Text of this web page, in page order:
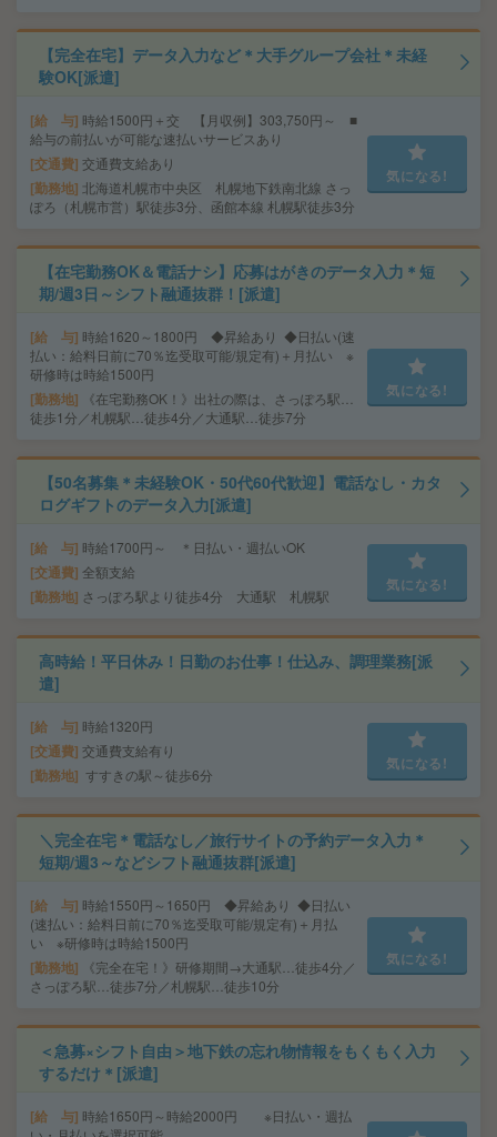
【完全在宅】データ入力など＊大手グループ会社＊未経
験OK[派遣]
給 与 時給1500円＋交 【月収例】303,750円～ ■
給与の前払いが可能な速払いサービスあり
交通費 交通費支給あり
勤務地 北海道札幌市中央区 札幌地下鉄南北線 さっ
ぽろ（札幌市営）駅徒歩3分、函館本線 札幌駅徒歩3分
気になる!
【在宅勤務OK＆電話ナシ】応募はがきのデータ入力＊短
期/週3日～シフト融通抜群！[派遣]
給 与 時給1620～1800円 ◆昇給あり ◆日払い(速
払い：給料日前に70％迄受取可能/規定有)＋月払い ※
研修時は時給1500円
勤務地
《在宅勤務OK！》出社の際は、さっぽろ駅…
徒歩1分／札幌駅…徒歩4分／大通駅…徒歩7分
気になる!
【50名募集＊未経験OK・50代60代歓迎】電話なし・カタ
ログギフトのデータ入力[派遣]
給 与 時給1700円～ ＊日払い・週払いOK
交通費 全額支給
勤務地 さっぽろ駅より徒歩4分 大通駅 札幌駅
気になる!
高時給！平日休み！日勤のお仕事！仕込み、調理業務[派
遣]
給 与 時給1320円
交通費 交通費支給有り
勤務地 すすきの駅～徒歩6分
気になる!
＼完全在宅＊電話なし／旅行サイトの予約データ入力＊
短期/週3～などシフト融通抜群[派遣]
給 与 時給1550円～1650円 ◆昇給あり ◆日払い
(速払い：給料日前に70％迄受取可能/規定有)＋月払
い ※研修時は時給1500円
勤務地
《完全在宅！》研修期間→大通駅…徒歩4分／
さっぽろ駅…徒歩7分／札幌駅…徒歩10分
気になる!
＜急募×シフト自由＞地下鉄の忘れ物情報をもくもく入力
するだけ＊[派遣]
給 与 時給1650円～時給2000円 ※日払い・週払